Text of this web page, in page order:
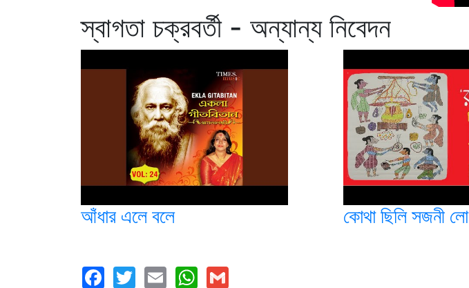
স্বাগতা চক্রবর্তী - অন্যান্য নিবেদন
আঁধার এলে বলে কোথা ছিলি সজনী লো